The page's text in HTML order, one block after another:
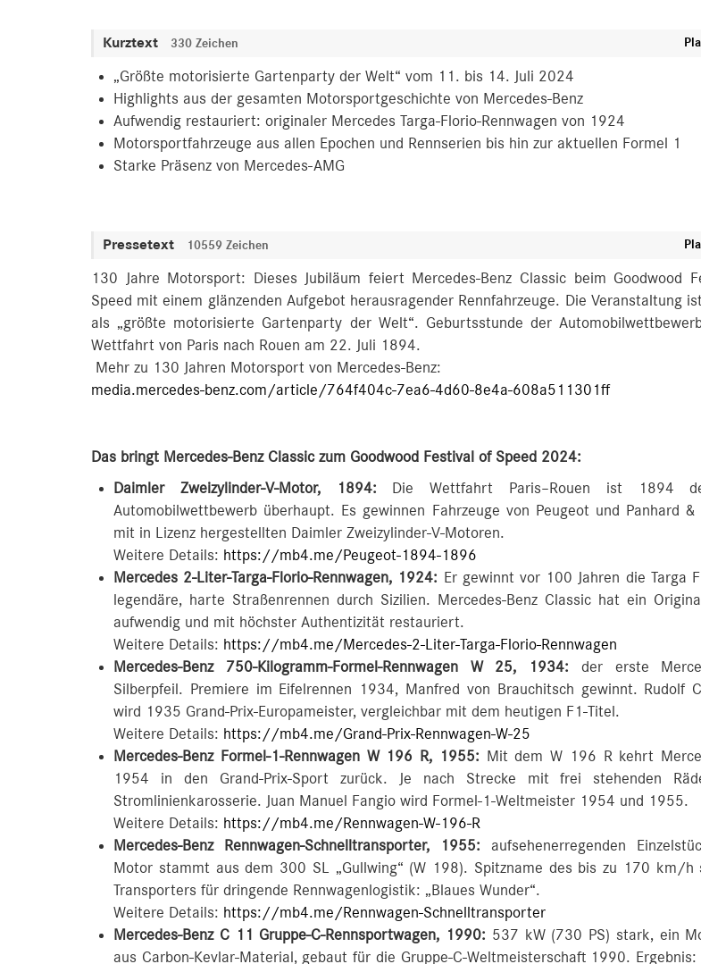
Kurztext 330 Zeichen
„Größte motorisierte Gartenparty der Welt“ vom 11. bis 14. Juli 2024
Highlights aus der gesamten Motorsportgeschichte von Mercedes-Benz
Aufwendig restauriert: originaler Mercedes Targa-Florio-Rennwagen von 1924
Motorsportfahrzeuge aus allen Epochen und Rennserien bis hin zur aktuellen Formel 1
Starke Präsenz von Mercedes-AMG
Pressetext 10559 Zeichen
130 Jahre Motorsport: Dieses Jubiläum feiert Mercedes-Benz Classic beim Goodwood
Speed mit einem glänzenden Aufgebot herausragender Rennfahrzeuge. Die Veranstaltung
als „größte motorisierte Gartenparty der Welt“. Geburtsstunde der
Wettfahrt von Paris nach Rouen am 22. Juli 1894.
Mehr zu 130 Jahren Motorsport von Mercedes-Benz:
media.mercedes-benz.com/article/764f404c-7ea6-4d60-8e4a-608a511301ff
Das bringt Mercedes-Benz Classic zum Goodwood Festival of Speed 2024:
Daimler Zweizylinder-V-Motor, 1894: Die Wettfahrt Paris–Rouen ist 1894
Automobilwettbewerb überhaupt. Es gewinnen Fahrzeuge von Peugeot und Panhard &
mit in Lizenz hergestellten Daimler Zweizylinder-V-Motoren.
Weitere Details: https://mb4.me/Peugeot-1894-1896
Mercedes 2-Liter-Targa-Florio-Rennwagen, 1924: Er gewinnt vor 100 Jahren die Targa
legendäre, harte Straßenrennen durch Sizilien. Mercedes-Benz Classic hat ein
aufwendig und mit höchster Authentizität restauriert.
Weitere Details: https://mb4.me/Mercedes-2-Liter-Targa-Florio-Rennwagen
Mercedes-Benz 750-Kilogramm-Formel-Rennwagen W 25, 1934: der erste
Silberpfeil. Premiere im Eifelrennen 1934, Manfred von Brauchitsch gewinnt. Rudolf
wird 1935 Grand-Prix-Europameister, vergleichbar mit dem heutigen F1-Titel.
Weitere Details: https://mb4.me/Grand-Prix-Rennwagen-W-25
Mercedes-Benz Formel-1-Rennwagen W 196 R, 1955: Mit dem W 196 R kehrt
1954 in den Grand-Prix-Sport zurück. Je nach Strecke mit frei stehenden
Stromlinienkarosserie. Juan Manuel Fangio wird Formel-1-Weltmeister 1954 und 1955.
Weitere Details: https://mb4.me/Rennwagen-W-196-R
Mercedes-Benz Rennwagen-Schnelltransporter, 1955:aufsehenerregenden
Motor stammt aus dem 300 SL „Gullwing“ (W 198). Spitzname des bis zu 170 km/h
Transporters für dringende Rennwagenlogistik: „Blaues Wunder“.
Weitere Details: https://mb4.me/Rennwagen-Schnelltransporter
Mercedes-Benz C 11 Gruppe-C-Rennsportwagen, 1990: 537 kW (730 PS) stark, ein
aus Carbon-Kevlar-Material, gebaut für die Gruppe-C-Weltmeisterschaft 1990. Ergebnis: